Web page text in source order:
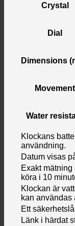
Crystal
Dial
Dimensions
Movement
Water
Klockans
användning.
Datum visas
Exakt
köra i 10
Klockan är
kan användas
Ett
Länk i härdat